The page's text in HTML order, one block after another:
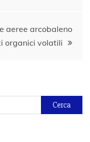
aeree arcobaleno
organici volatili